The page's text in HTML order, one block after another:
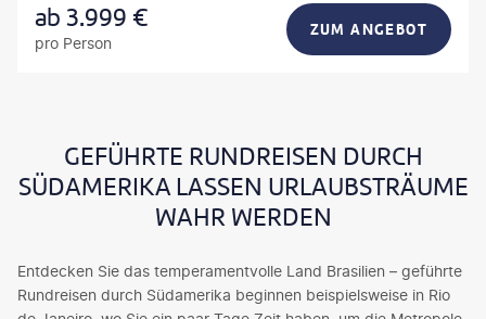
ab3.999 €
pro Person
ZUM ANGEBOT
GEFÜHRTE RUNDREISEN DURCH
SÜDAMERIKA LASSEN URLAUBSTRÄUME
WAHR WERDEN
Entdecken Sie das temperamentvolle Land Brasilien – geführte
Rundreisen durch Südamerika beginnen beispielsweise in Rio